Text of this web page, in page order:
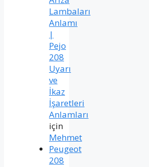
Lambaları
Anlamı
|
Pejo
208
Uyarı
ve
İkaz
İşaretleri
Anlamları
için
Mehmet
Peugeot
208